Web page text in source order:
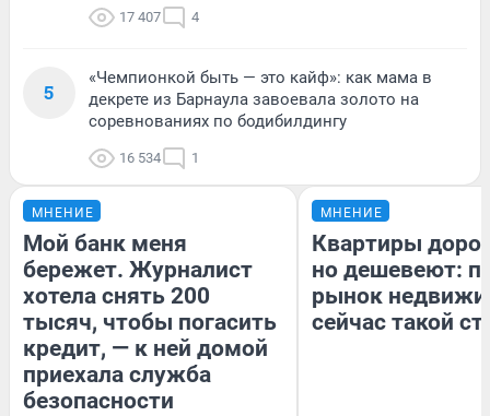
17 407 4
5
«Чемпионкой быть — это кайф»: как мама в
декрете из Барнаула завоевала золото на
соревнованиях по бодибилдингу
16 534 1
МНЕНИЕ
Мой банк меня
бережет. Журналист
хотела снять 200
тысяч, чтобы погасить
кредит, — к ней домой
приехала служба
безопасности
МНЕНИЕ
Квартиры
но дешевеют:
рынок
сейчас такой